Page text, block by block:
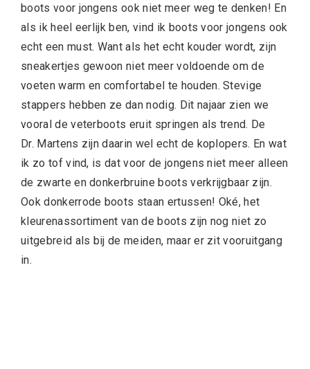
boots voor jongens ook niet meer weg te denken! En
als ik heel eerlijk ben, vind ik boots voor jongens ook
echt een must. Want als het echt kouder wordt, zijn
sneakertjes gewoon niet meer voldoende om de
voeten warm en comfortabel te houden. Stevige
stappers hebben ze dan nodig. Dit najaar zien we
vooral de veterboots eruit springen als trend. De
Dr. Martens zijn daarin wel echt de koplopers. En wat
ik zo tof vind, is dat voor de jongens niet meer alleen
de zwarte en donkerbruine boots verkrijgbaar zijn.
Ook donkerrode boots staan ertussen! Oké, het
kleurenassortiment van de boots zijn nog niet zo
uitgebreid als bij de meiden, maar er zit vooruitgang
in.